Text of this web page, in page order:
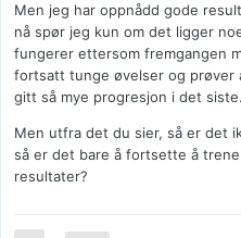
Men jeg har oppnådd gode
nå spør jeg kun om det ligger
fungerer ettersom fremgangen
fortsatt tunge øvelser og prøver
gitt så mye progresjon i det siste.
Men utfra det du sier, så er det
så er det bare å fortsette å
resultater?